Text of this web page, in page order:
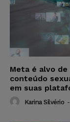
Meta é alvo de
conteúdo
em suas
Karina Silvério -